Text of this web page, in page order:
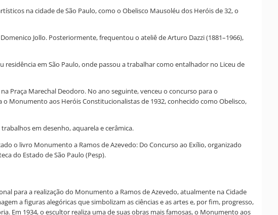
na cidade de São Paulo, como o Obelisco Mausoléu dos Heróis de 32, o
Jollo. Posteriormente, frequentou o ateliê de Arturo Dazzi (1881–1966),
em São Paulo, onde passou a trabalhar como entalhador no Liceu de
Praça Marechal Deodoro. No ano seguinte, venceu o concurso para o
Monumento aos Heróis Constitucionalistas de 1932, conhecido como Obelisco,
em desenho, aquarela e cerâmica.
o livro Monumento a Ramos de Azevedo: Do Concurso ao Exílio, organizado
do Estado de São Paulo (Pesp).
para a realização do Monumento a Ramos de Azevedo, atualmente na Cidade
a figuras alegóricas que simbolizam as ciências e as artes e, por fim, progresso,
Em 1934, o escultor realiza uma de suas obras mais famosas, o Monumento aos